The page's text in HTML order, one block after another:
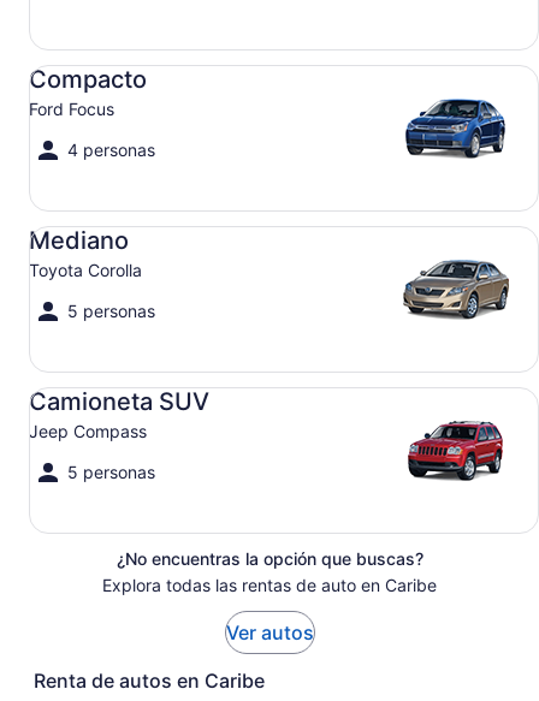
Compacto
Ford Focus
4 personas
Compacto Ford Focus
Mediano
Toyota Corolla
5 personas
Mediano Toyota Corolla
Camioneta SUV
Jeep Compass
5 personas
Camioneta SUV Jeep Compass
¿No encuentras la opción que buscas?
Explora todas las rentas de auto en Caribe
Ver autos
Renta de autos en Caribe